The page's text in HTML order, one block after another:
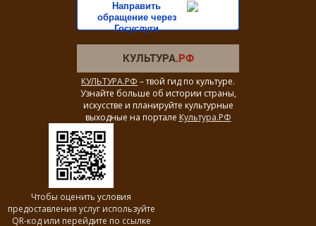
Направить
обращение через
Госуслуги
КУЛЬТУРА.РФ – твой гид по культуре.
Узнайте больше об истории страны,
искусстве и планируйте культурные
выходные на портале Культура.РФ
Чтобы оценить условия
предоставления услуг используйте
QR-код или перейдите по ссылке